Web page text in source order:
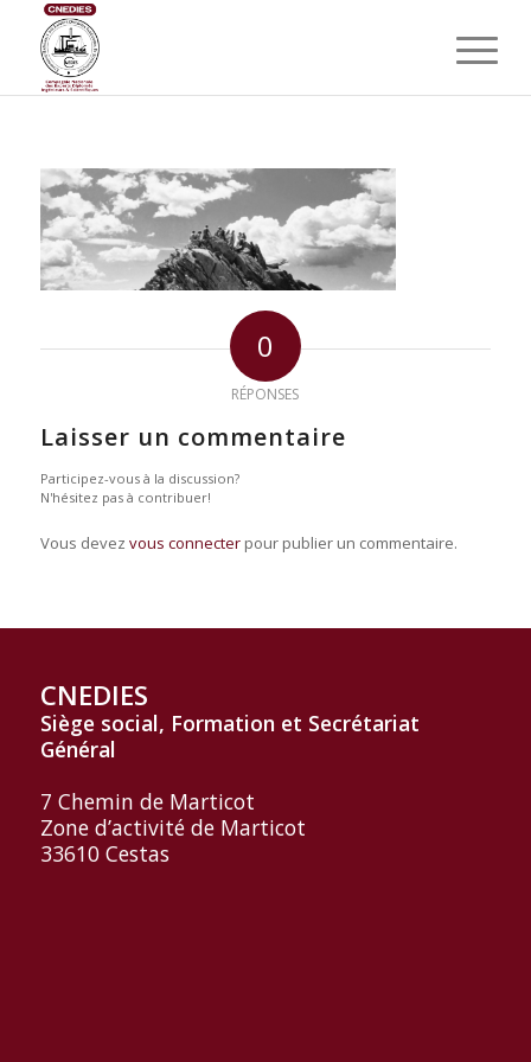
0
RÉPONSES
Laisser un commentaire
Participez-vous à la discussion?
N'hésitez pas à contribuer!
Vous devez vous connecterpour publier un commentaire.
CNEDIES
Siège social, Formation et Secrétariat
Général
7 Chemin de Marticot
Zone d’activité de Marticot
33610 Cestas